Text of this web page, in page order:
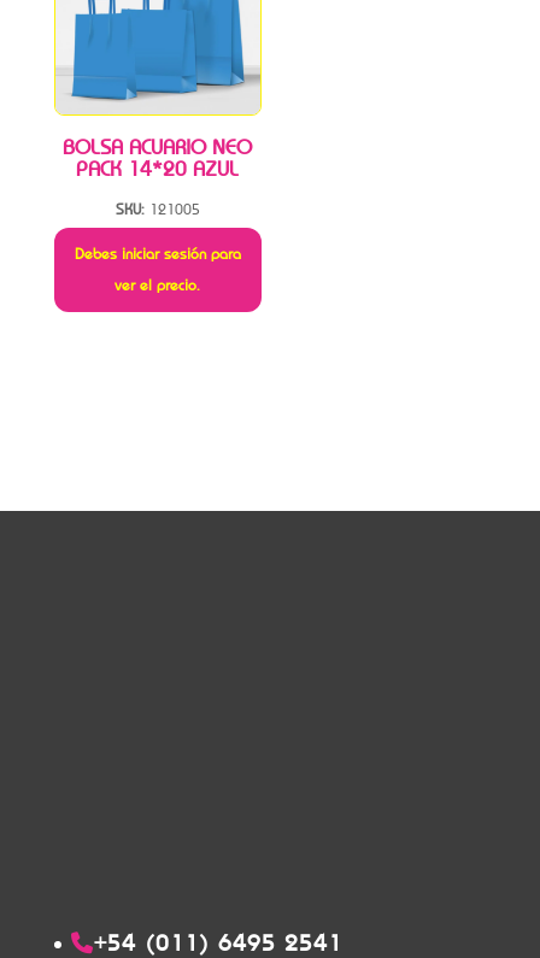
BOLSA ACUARIO NEO
PACK 14*20 AZUL
SKU: 121005
Debes iniciar sesión para
ver el precio.
+54 (011) 6495 2541